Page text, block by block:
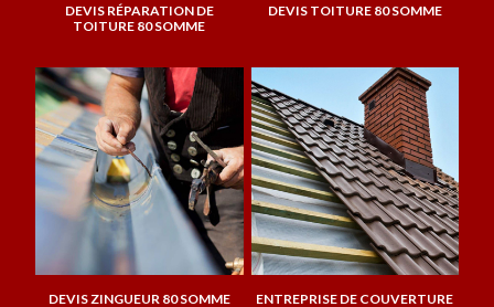
DEVIS RÉPARATION DE
TOITURE 80 SOMME
DEVIS TOITURE 80 SOMME
DEVIS ZINGUEUR 80 SOMME
ENTREPRISE DE COUVERTURE